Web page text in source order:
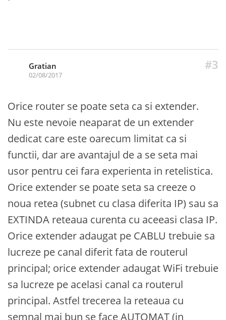
#3
Gratian
02/08/2017
Orice router se poate seta ca si extender.
Nu este nevoie neaparat de un extender
dedicat care este oarecum limitat ca si
functii, dar are avantajul de a se seta mai
usor pentru cei fara experienta in retelistica.
Orice extender se poate seta sa creeze o
noua retea (subnet cu clasa diferita IP) sau sa
EXTINDA reteaua curenta cu aceeasi clasa IP.
Orice extender adaugat pe CABLU trebuie sa
lucreze pe canal diferit fata de routerul
principal; orice extender adaugat WiFi trebuie
sa lucreze pe acelasi canal ca routerul
principal. Astfel trecerea la reteaua cu
semnal mai bun se face AUTOMAT (in